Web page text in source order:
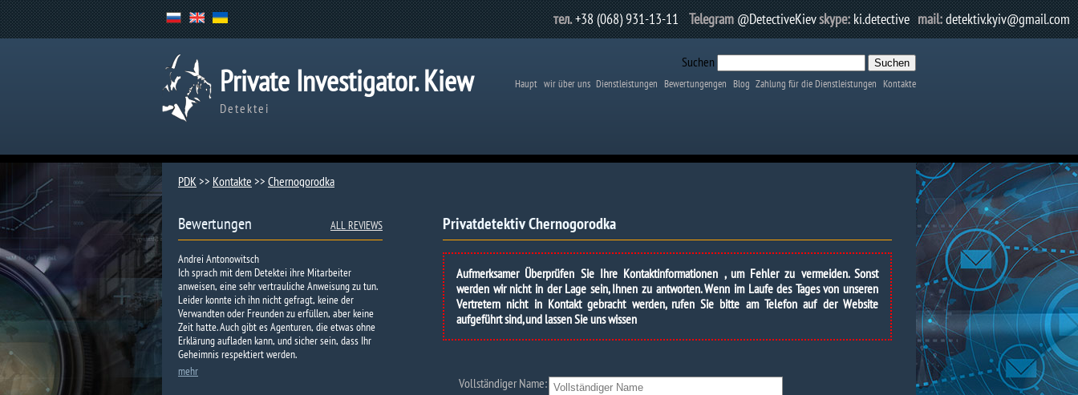
тел.+38 (068) 931-13-11 Telegram@DetectiveKievskype:ki.detective mail:detektiv.kyiv@gmail.com
Private Investigator. Kiew
Detektei
Suchen
Haupt wir über uns Dienstleistungen Bewertungengen Blog Zahlung für die Dienstleistungen Kontakte
PDK>> Kontakte >> Chernogorodka
Privatdetektiv Chernogorodka
Aufmerksamer Überprüfen Sie Ihre Kontaktinformationen , um Fehler zu vermeiden. Sonst
werden wir nicht in der Lage sein, Ihnen zu antworten. Wenn im Laufe des Tages von unseren
Vertretern nicht in Kontakt gebracht werden, rufen Sie bitte am Telefon auf der Website
aufgeführt sind, und lassen Sie uns wissen
Vollständiger Name:
Bewertungen ALL REVIEWS
Andrei Antonowitsch
Ich sprach mit dem Detektei ihre Mitarbeiter
anweisen, eine sehr vertrauliche Anweisung zu tun.
Leider konnte ich ihn nicht gefragt, keine der
Verwandten oder Freunden zu erfüllen, aber keine
Zeit hatte. Auch gibt es Agenturen, die etwas ohne
Erklärung aufladen kann, und sicher sein, dass Ihr
Geheimnis respektiert werden.
mehr